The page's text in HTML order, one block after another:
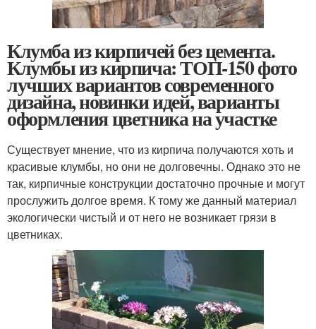
Клумба из кирпичей без цемента.
Клумбы из кирпича: ТОП-150 фото
лучших вариантов современного
дизайна, новинки идей, варианты
оформления цветника на участке
Существует мнение, что из кирпича получаются хоть и
красивые клумбы, но они не долговечны. Однако это не
так, кирпичные конструкции достаточно прочные и могут
прослужить долгое время. К тому же данный материал
экологически чистый и от него не возникает грязи в
цветниках.